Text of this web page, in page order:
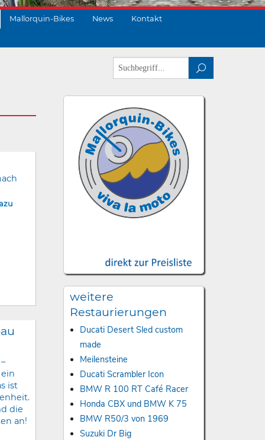
Mallorquin-Bikes News Kontakt
weitere
Restaurierungen
Ducati Desert Sled custom
made
Meilensteine
Ducati Scrambler Icon
BMW R 100 RT Café Racer
Honda CBX und BMW K 75
BMW R50/3 von 1969
Suzuki Dr Big
ist
die
an!